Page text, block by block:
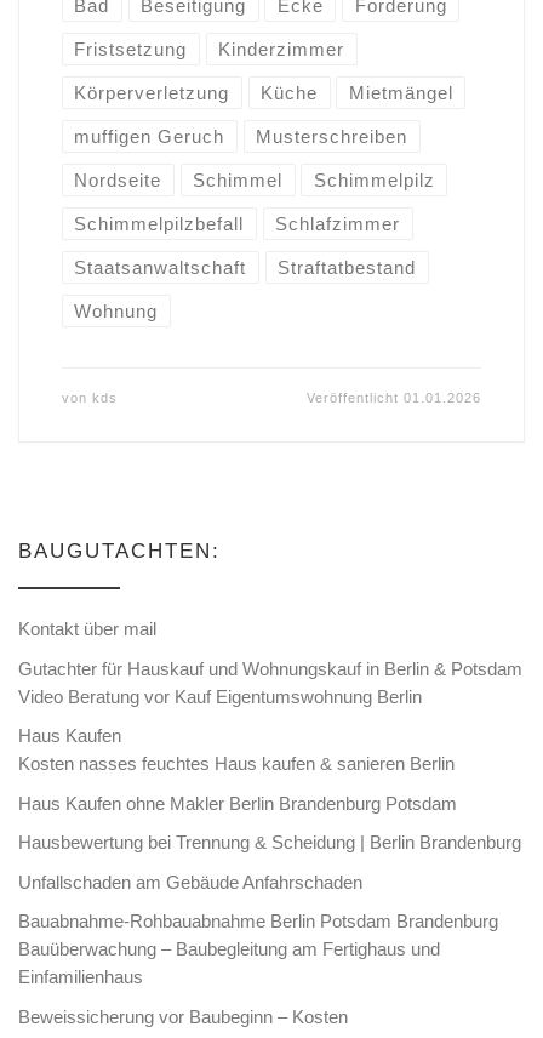
Bad Beseitigung Ecke Forderung
Fristsetzung Kinderzimmer
Körperverletzung Küche Mietmängel
muffigen Geruch Musterschreiben
Nordseite Schimmel Schimmelpilz
Schimmelpilzbefall Schlafzimmer
Staatsanwaltschaft Straftatbestand
Wohnung
von kds Veröffentlicht01.01.2026
BAUGUTACHTEN:
Kontakt über mail
Gutachter für Hauskauf und Wohnungskauf in Berlin & Potsdam
Video Beratung vor Kauf Eigentumswohnung Berlin
Haus Kaufen
Kosten nasses feuchtes Haus kaufen & sanieren Berlin
Haus Kaufen ohne Makler Berlin Brandenburg Potsdam
Hausbewertung bei Trennung & Scheidung | Berlin Brandenburg
Unfallschaden am Gebäude Anfahrschaden
Bauabnahme-Rohbauabnahme Berlin Potsdam Brandenburg
Bauüberwachung – Baubegleitung am Fertighaus und
Einfamilienhaus
Beweissicherung vor Baubeginn – Kosten